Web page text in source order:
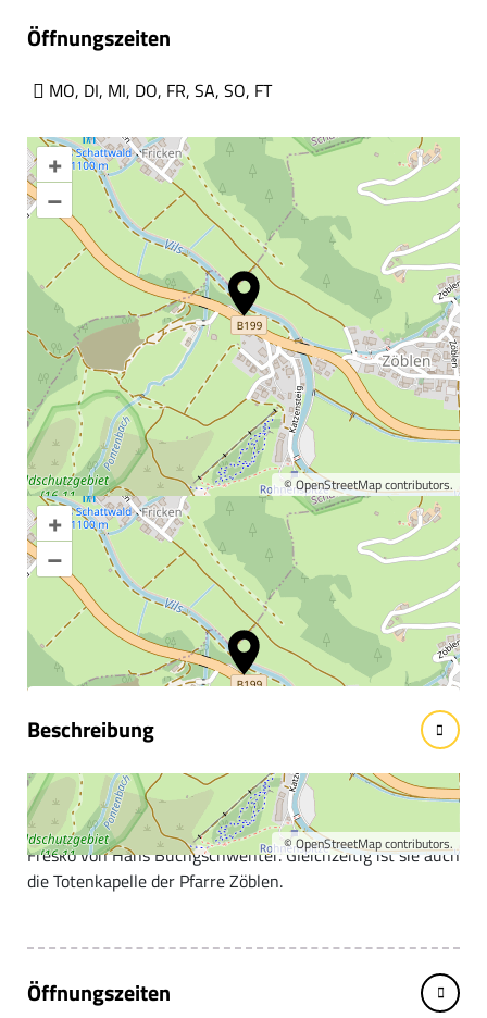
Öffnungszeiten
MO, DI, MI, DO, FR, SA, SO, FT
+
–
©OpenStreetMapcontributors.
+
–
©OpenStreetMapcontributors.
Karte vergrößern
Informationen &
Wissenswertes
Beschreibung
Lourdeskapelle in Zöblen
Die Kapelle wurde 1900 erbaut, versehen mit einem
Fresko von Hans Buchgschwenter. Gleichzeitig ist sie auch
die Totenkapelle der Pfarre Zöblen.
Öffnungszeiten